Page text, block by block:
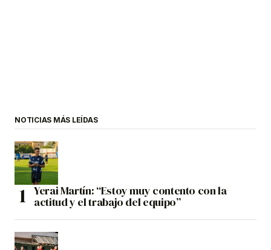
NOTICIAS MÁS LEÍDAS
Yerai Martín: “Estoy muy contento con la
actitud y el trabajo del equipo”